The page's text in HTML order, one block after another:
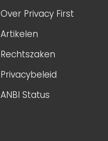
Over Privacy First
Artikelen
Rechtszaken
Privacybeleid
ANBI Status